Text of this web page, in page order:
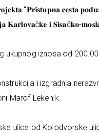
“𝐏𝐫𝐢𝐬𝐭𝐮𝐩𝐧𝐚 𝐜𝐞𝐬𝐭𝐚
𝐊𝐚𝐫𝐥𝐨𝐯𝐚č𝐤𝐞 𝐢 𝐒𝐢𝐬𝐚č𝐤𝐨-
ukupnog iznosa od
i izgradnja
Marof Lekenik.
ulice od Kolodvorske